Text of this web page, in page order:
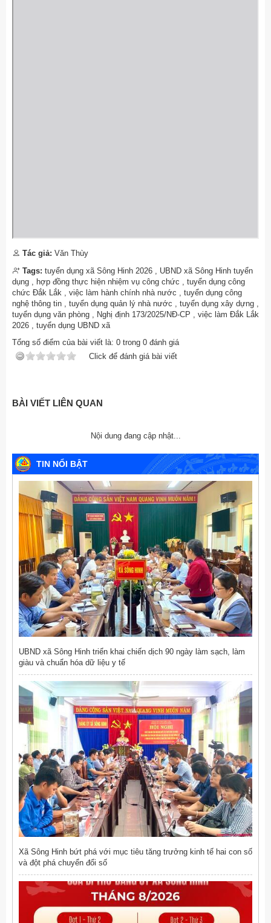
Tác giả: Văn Thùy
Tags: tuyển dụng xã Sông Hinh 2026 , UBND xã Sông Hinh tuyển
dụng , hợp đồng thực hiện nhiệm vụ công chức , tuyển dụng công
chức Đắk Lắk , việc làm hành chính nhà nước , tuyển dụng công
nghệ thông tin , tuyển dụng quản lý nhà nước , tuyển dụng xây dựng ,
tuyển dụng văn phòng , Nghị định 173/2025/NĐ-CP , việc làm Đắk Lắk
2026 , tuyển dụng UBND xã
Tổng số điểm của bài viết là: 0 trong 0 đánh giá
Click để đánh giá bài viết
BÀI VIẾT LIÊN QUAN
Nội dung đang cập nhật...
TIN NỔI BẬT
UBND xã Sông Hinh triển khai chiến dịch 90 ngày làm sạch, làm
giàu và chuẩn hóa dữ liệu y tế
Xã Sông Hinh bứt phá với mục tiêu tăng trưởng kinh tế hai con số
và đột phá chuyển đổi số